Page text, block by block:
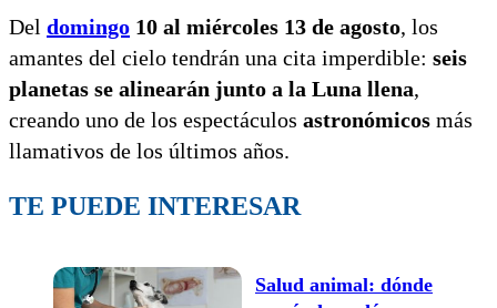
Del domingo 10 al miércoles 13 de agosto, los
amantes del cielo tendrán una cita imperdible: seis
planetas se alinearán junto a la Luna llena,
creando uno de los espectáculos astronómicos más
llamativos de los últimos años.
TE PUEDE INTERESAR
Salud animal: dónde